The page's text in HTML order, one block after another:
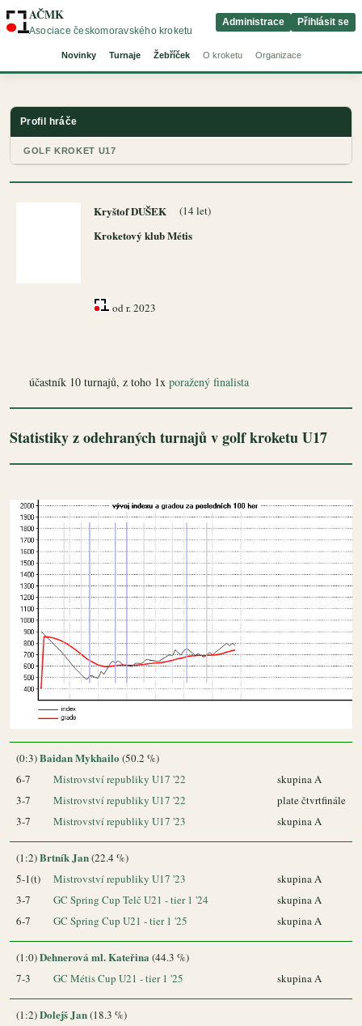
AČMK
Asociace českomoravského kroketu
Novinky Turnaje Žebříček O kroketu Organizace
Administrace Přihlásit se
Kryštof DUŠEK (14 let)
Kroketový klub Métis
od r. 2023
účastník 10 turnajů, z toho 1x poražený finalista
Statistiky z odehraných turnajů v golf kroketu U17
(0:3)Baidan Mykhailo (50.2 %)
6-7
Mistrovství republiky U17 '22
skupina A
3-7
Mistrovství republiky U17 '22
plate čtvrtfinále
3-7
Mistrovství republiky U17 '23 skupina A
(1:2)Brtník Jan(22.4 %)
5-1(t)
Mistrovství republiky U17 '23
skupina A
3-7
GC Spring Cup Telč U21 - tier 1 '24
skupina A
6-7
GC Spring Cup U21 - tier 1 '25 skupina A
(1:0)Dehnerová ml. Kateřina (44.3 %)
7-3
GC Métis Cup U21 - tier 1 '25 skupina A
(1:2)Dolejš Jan(18.3 %)
Profil hráče
GOLF KROKET U17